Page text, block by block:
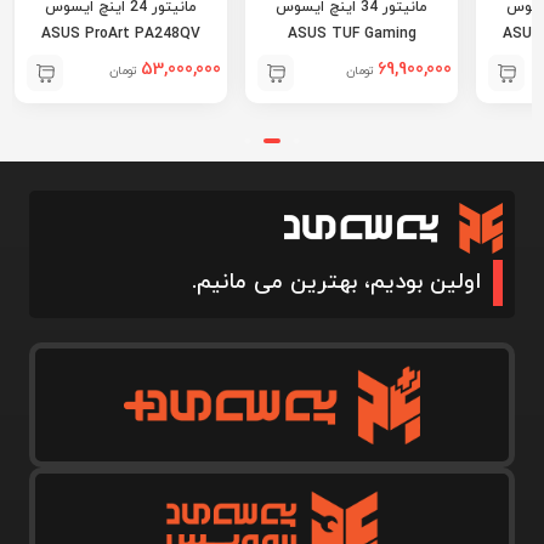
ایسوس
مانیتور 34 اینچ ایسوس
ASUS TUF Gaming
VG34VQ3B69,900,000 تومان
مانیتور 24 اینچ ایسوس
ASUS ProArt PA248QV
53,000,000 تومان
اولین بودیم، بهترین می مانیم.